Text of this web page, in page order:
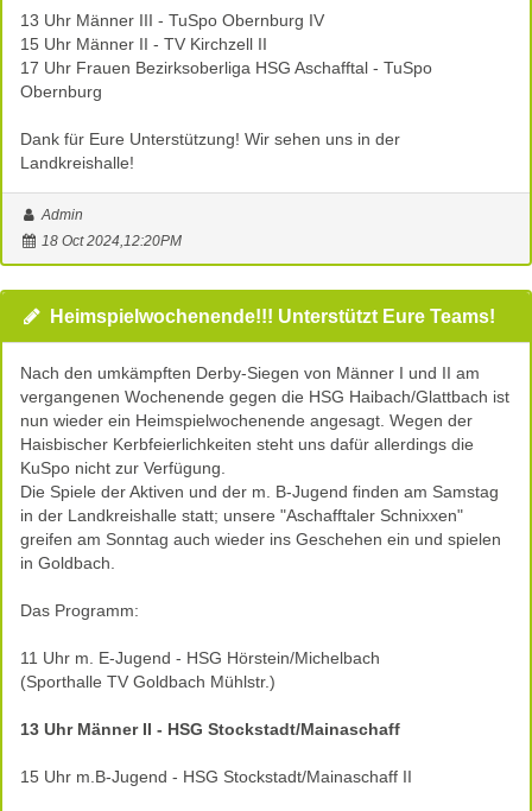
13 Uhr Männer III - TuSpo Obernburg IV
15 Uhr Männer II - TV Kirchzell II
17 Uhr Frauen Bezirksoberliga HSG Aschafftal - TuSpo
Obernburg
Dank für Eure Unterstützung! Wir sehen uns in der
Landkreishalle!
Admin
18 Oct 2024,12:20PM
Heimspielwochenende!!! Unterstützt Eure Teams!
Nach den umkämpften Derby-Siegen von Männer I und II am
vergangenen Wochenende gegen die HSG Haibach/Glattbach ist
nun wieder ein Heimspielwochenende angesagt. Wegen der
Haisbischer Kerbfeierlichkeiten steht uns dafür allerdings die
KuSpo nicht zur Verfügung.
Die Spiele der Aktiven und der m. B-Jugend finden am Samstag
in der Landkreishalle statt; unsere "Aschafftaler Schnixxen"
greifen am Sonntag auch wieder ins Geschehen ein und spielen
in Goldbach.
Das Programm:
11 Uhr m. E-Jugend - HSG Hörstein/Michelbach
(Sporthalle TV Goldbach Mühlstr.)
13 Uhr Männer II - HSG Stockstadt/Mainaschaff
15 Uhr m.B-Jugend - HSG Stockstadt/Mainaschaff II